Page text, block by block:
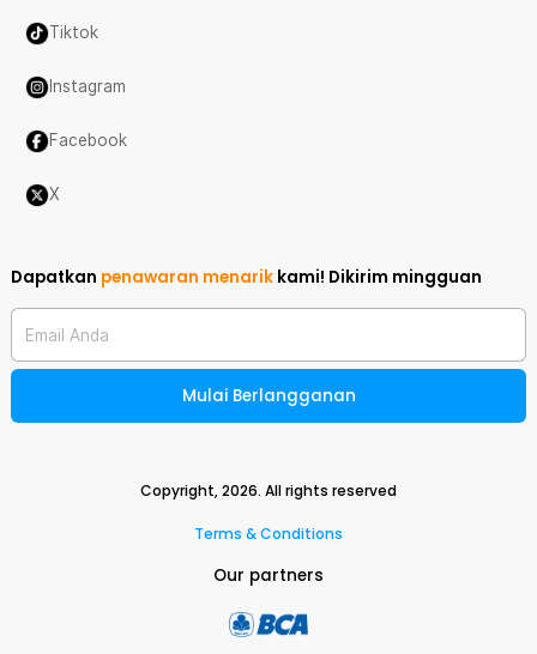
Tiktok
Instagram
Facebook
X
Dapatkan penawaran menarik kami! Dikirim mingguan
Email Anda
Mulai Berlangganan
Copyright,2026. All rights reserved
Terms & Conditions
Our partners